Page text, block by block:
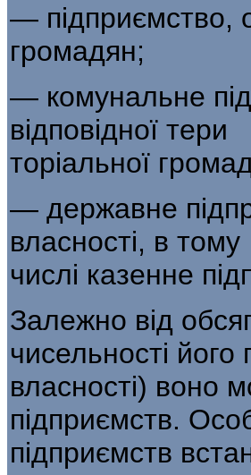
— підприємство,
громадян;
— комунальне
відповідної тери­
торіальної
— державне
власності, в тому
числі казенне
Залежно від
чисель­ності
власності) воно
підприємств.
підприємств